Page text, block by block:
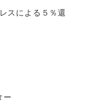
スによる５％還
ー